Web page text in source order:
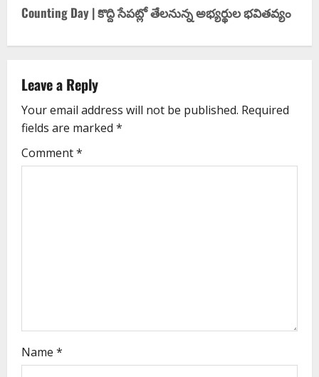
Counting Day | కొద్ది సేప‌ట్లో తేల‌నున్న అభ్య‌ర్థుల భ‌విత‌వ్యం
Leave a Reply
Your email address will not be published. Required
fields are marked *
Comment*
Name *